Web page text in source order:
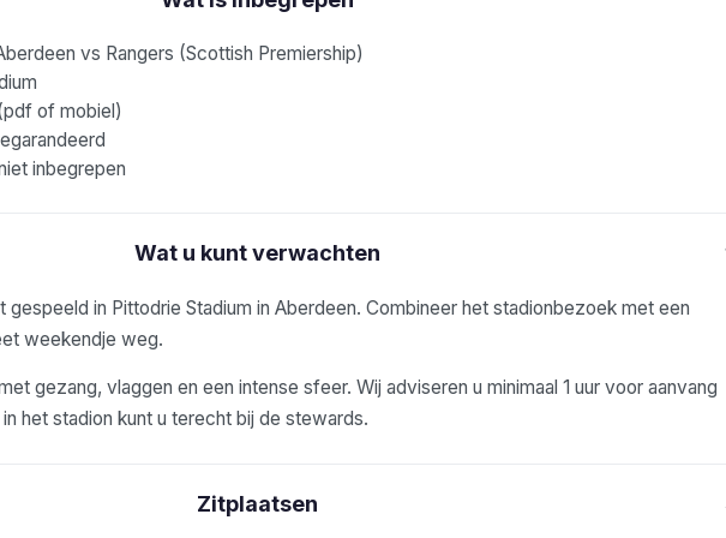
vs Rangers (Scottish Premiership)
of mobiel)
inbegrepen
Wat u kunt verwachten
in Pittodrie Stadium in Aberdeen. Combineer het stadionbezoek met een
weekendje weg.
gezang, vlaggen en een intense sfeer. Wij adviseren u minimaal 1 uur voor aanvang
het stadion kunt u terecht bij de stewards.
Zitplaatsen